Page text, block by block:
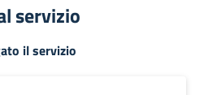
servizio
il servizio